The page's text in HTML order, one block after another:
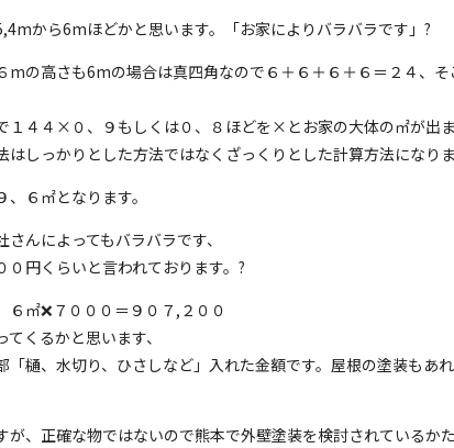
から6mほどかと思います。「お家によりバラバラです」?
mの高さも6mの場合は真四角なので６＋６＋６＋６＝２４、
１４４×０、９もしくは０、８ほどを×とお家の大体の㎡が出ま
はしっかりとした方法ではなくざっくりとした計算方法になり
６㎡となります。
んによってもバラバラです、
円くらいと言われております。?
㎡❌７０００＝９０７,２００
くるかと思います、
「樋、水切り、ひさしなど」入れた金額です。屋根の塗装もあ
が、正確な物ではないので熊本で外壁塗装を検討されているか